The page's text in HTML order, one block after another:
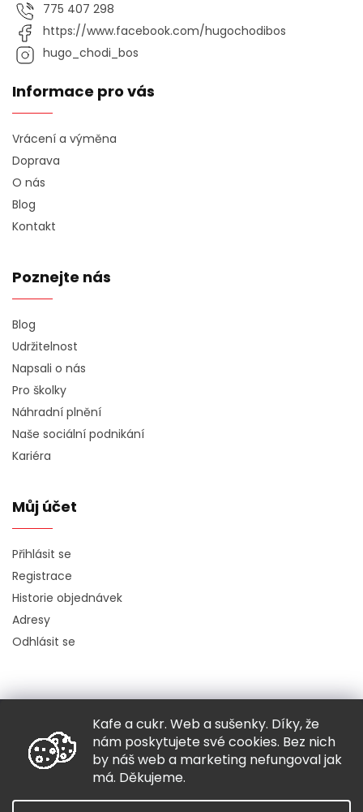
Kafe a cukr. Web a sušenky. Díky, že
nám poskytujete své cookies. Bez nich
by náš web a marketing nefungoval jak
má. Děkujeme.
775 407 298
https://www.facebook.com/hugochodibos
hugo_chodi_bos
Informace pro vás
Vrácení a výměna
Doprava
O nás
Blog
Kontakt
Poznejte nás
Blog
Udržitelnost
Napsali o nás
Pro školky
Náhradní plnění
Naše sociální podnikání
Kariéra
Můj účet
Přihlásit se
Registrace
Historie objednávek
Adresy
Odhlásit se
Copyright 2026Hugo chodí bos. Všechna práva vyhrazena.
Grafický návrh vytvořil a nakódovalShoptak.cz